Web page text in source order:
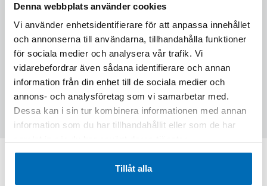
Denna webbplats använder cookies
Vi använder enhetsidentifierare för att anpassa innehållet
och annonserna till användarna, tillhandahålla funktioner
för sociala medier och analysera vår trafik. Vi
vidarebefordrar även sådana identifierare och annan
information från din enhet till de sociala medier och
annons- och analysföretag som vi samarbetar med.
Dessa kan i sin tur kombinera informationen med annan
information som du har tillhandahållit eller som de har
Tillåt alla
Skriv följande siffror i fältet (45722)
Skicka förfrågan
KONTAKTA OSS PÅ EPIROC